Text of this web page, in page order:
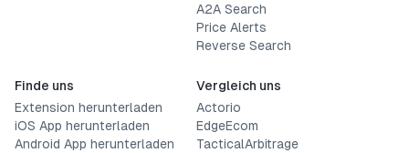
A2A Search
Price Alerts
Reverse Search
Finde uns
Extension herunterladen
iOS App herunterladen
Android App herunterladen
Vergleich uns
Actorio
EdgeEcom
TacticalArbitrage